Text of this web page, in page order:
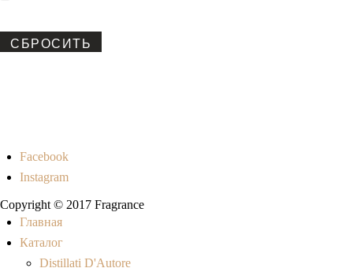
СБРОСИТЬ
Facebook
Instagram
Copyright © 2017 Fragrance
Главная
Каталог
Distillati D'Autore